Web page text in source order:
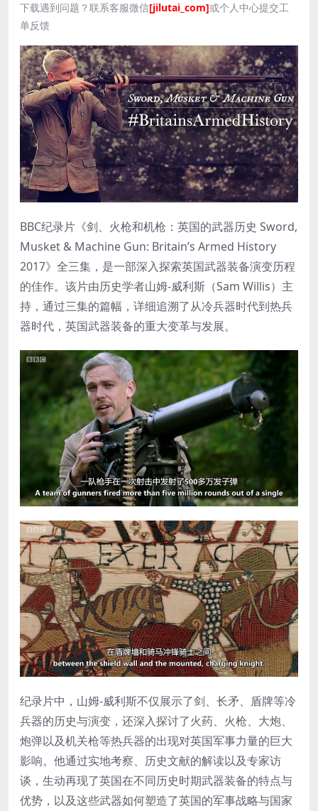
下载遇到问题？联系客服微信[jilutai_com]或个人中心提交工
单反馈
BBC纪录片《剑、火枪和机枪：英国的武器历史 Sword,
Musket & Machine Gun: Britain’s Armed History
2017》全三集，是一部深入探索英国武器装备演变历程
的佳作。该片由历史学者山姆-威利斯（Sam Willis）主
持，通过三集的篇幅，详细追溯了从冷兵器时代到热兵
器时代，英国武器装备的重大变革与发展。
纪录片中，山姆-威利斯不仅展示了剑、长矛、盾牌等冷
兵器的历史与演变，还深入探讨了火药、火枪、大炮、
炮弹以及机关枪等热兵器的出现对英国军事力量的巨大
影响。他通过实地考察、历史文献的解读以及专家访
谈，生动再现了英国在不同历史时期武器装备的特点与
优势，以及这些武器如何塑造了英国的军事战略与国家